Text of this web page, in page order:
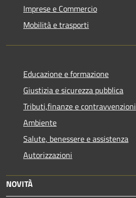
Imprese e Commercio
Mobilità e trasporti
Educazione e formazione
Giustizia e sicurezza pubblica
Tributi,finanze e contravvenzioni
Ambiente
Salute, benessere e assistenza
Autorizzazioni
NOVITÀ